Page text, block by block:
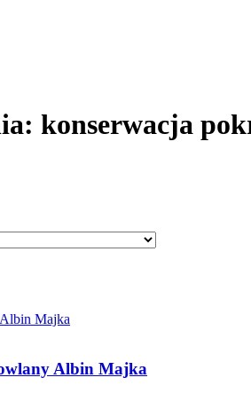
konserwacja
Albin Majka